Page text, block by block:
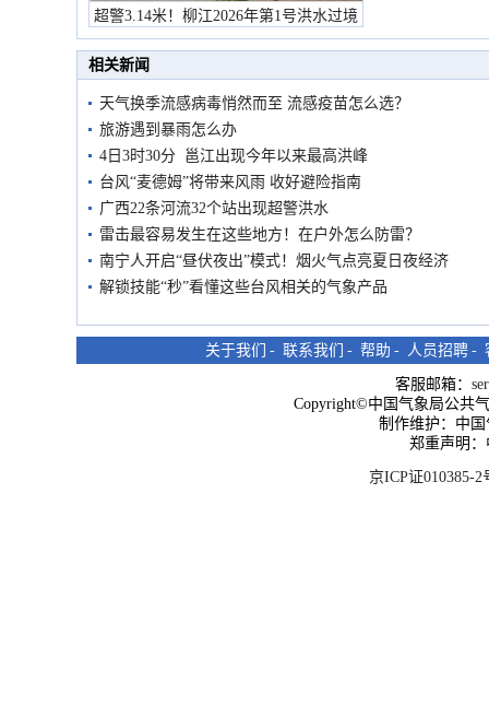
超警3.14米！柳江2026年第1号洪水过境
市民在堤岸见证汛况
相关新闻
天气换季流感病毒悄然而至 流感疫苗怎么选？
旅游遇到暴雨怎么办
4日3时30分 邕江出现今年以来最高洪峰
台风“麦德姆”将带来风雨 收好避险指南
广西22条河流32个站出现超警洪水
雷击最容易发生在这些地方！在户外怎么防雷？
南宁人开启“昼伏夜出”模式！烟火气点亮夏日夜经济
解锁技能“秒”看懂这些台风相关的气象产品
关于我们 - 联系我们 - 帮助 - 人员招聘 -
客服邮箱：
Copyright©中国气象局公共
制作维护：中
郑重声明
京ICP证010385-2